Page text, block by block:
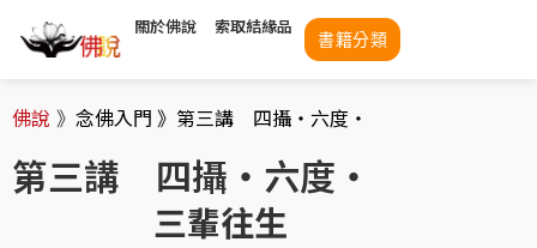
關於佛說 索取結緣品
書籍分類
佛說 》 念佛入門 》 第三講 四攝・六度・
第三講 四攝・六度・
三輩往生